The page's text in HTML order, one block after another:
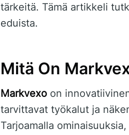
tärkeitä. Tämä artikkeli
eduista.
Mitä On
Markvexo on
tarvittavat työkalut ja
Tarjoamalla